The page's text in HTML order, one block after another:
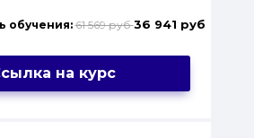
обучения: 61 569 руб36 941 руб
на курс